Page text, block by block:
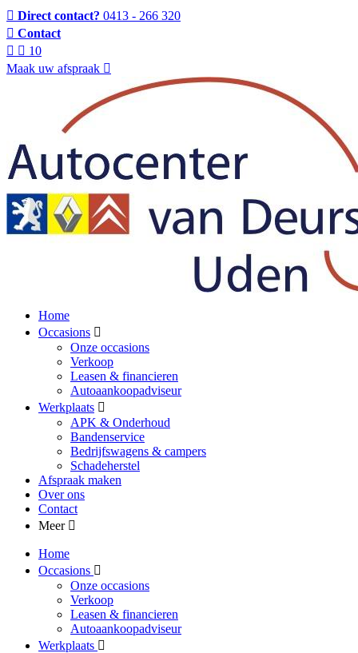
Direct contact? 0413 - 266 320
Contact
10
Maak uw afspraak
Home
Occasions
Onze occasions
Verkoop
Leasen & financieren
Autoaankoopadviseur
Werkplaats
APK & Onderhoud
Bandenservice
Bedrijfswagens & campers
Schadeherstel
Afspraak maken
Over ons
Contact
Meer
Home
Occasions
Onze occasions
Verkoop
Leasen & financieren
Autoaankoopadviseur
Werkplaats